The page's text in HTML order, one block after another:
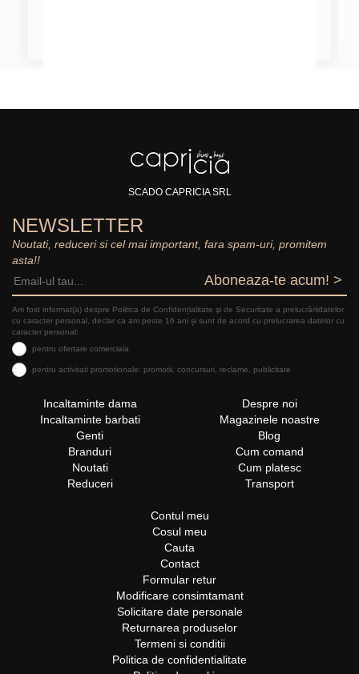
SCADO CAPRICIA SRL
NEWSLETTER
Noutati, reduceri si cel mai important, fara spam-uri, promitem
asta!!
Aboneaza-te acum! >
Am fost informat(a) despre Politica de Confidențialitate şi de Securitate a prelucrăriidatelor
cu caracter personal, declar ca am peste 16 ani și sunt de acord cu prelucrarea datelor cu
caracter personal:
pentru ofertare comerciala
pentru activitati promotionale: promotii, concursuri, reclame, publicitate
Incaltaminte dama
Incaltaminte barbati
Genti
Branduri
Noutati
Reduceri
Despre noi
Magazinele noastre
Blog
Cum comand
Cum platesc
Transport
Contul meu
Cosul meu
Cauta
Contact
Formular retur
Modificare consimtamant
Solicitare date personale
Returnarea produselor
Termeni si conditii
Politica de confidentialitate